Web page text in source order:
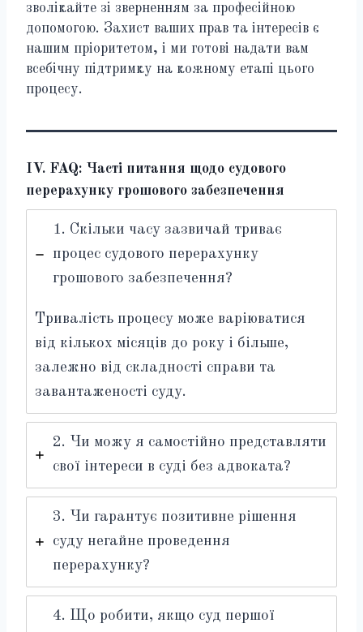
зволікайте зі зверненням за професійною
допомогою. Захист ваших прав та інтересів є
нашим пріоритетом, і ми готові надати вам
всебічну підтримку на кожному етапі цього
процесу.
IV. FAQ: Часті питання щодо судового
перерахунку грошового забезпечення
1. Скільки часу зазвичай триває
процес судового перерахунку
грошового забезпечення?
Тривалість процесу може варіюватися
від кількох місяців до року і більше,
залежно від складності справи та
завантаженості суду.
2. Чи можу я самостійно представляти
свої інтереси в суді без адвоката?
3. Чи гарантує позитивне рішення
суду негайне проведення
перерахунку?
4. Що робити, якщо суд першої